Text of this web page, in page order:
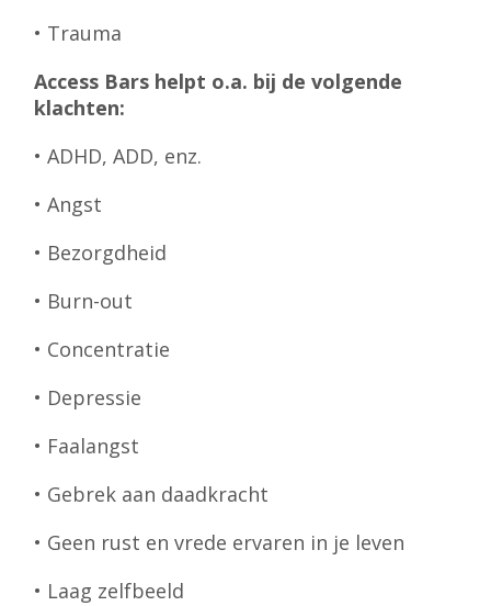
• Trauma
Access Bars helpt o.a. bij de volgende
klachten:
• ADHD, ADD, enz.
• Angst
• Bezorgdheid
• Burn-out
• Concentratie
• Depressie
• Faalangst
• Gebrek aan daadkracht
• Geen rust en vrede ervaren in je leven
• Laag zelfbeeld